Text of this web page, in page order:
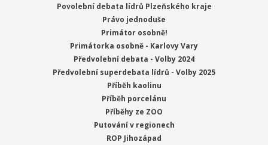
Povolební debata lídrů Plzeňského kraje
Právo jednoduše
Primátor osobně!
Primátorka osobně - Karlovy Vary
Předvolební debata - Volby 2024
Předvolební superdebata lídrů - Volby 2025
Příběh kaolinu
Příběh porcelánu
Příběhy ze ZOO
Putování v regionech
ROP Jihozápad